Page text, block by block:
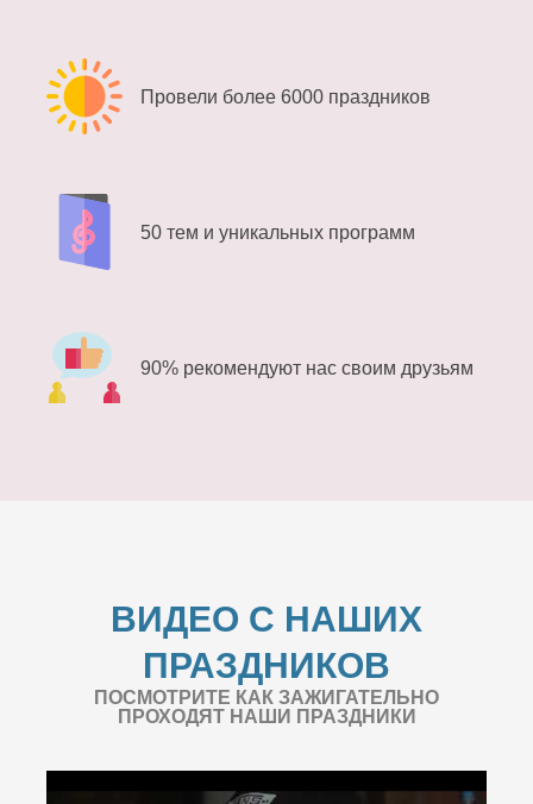
Провели более 6000 праздников
50 тем и уникальных программ
90% рекомендуют нас своим друзьям
ВИДЕО С НАШИХ
ПРАЗДНИКОВ
ПОСМОТРИТЕ КАК ЗАЖИГАТЕЛЬНО
ПРОХОДЯТ НАШИ ПРАЗДНИКИ